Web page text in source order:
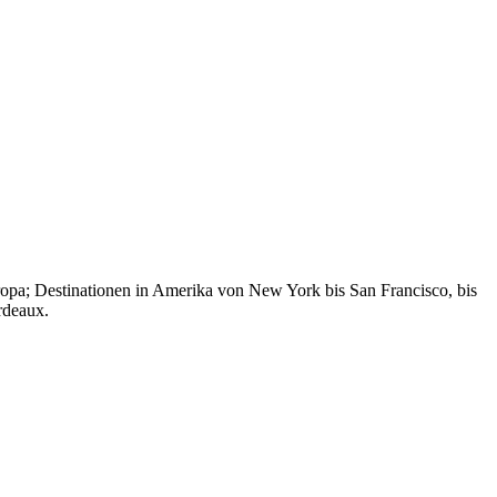
Destinationen in Amerika von New York bis San Francisco, bis